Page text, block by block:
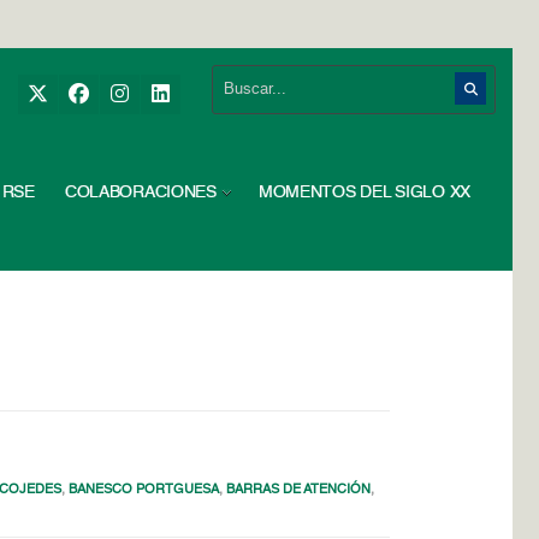
RSE COLABORACIONES MOMENTOS DEL SIGLO XX
, BANESCO PORTGUESA, BARRAS DE ATENCIÓN ,